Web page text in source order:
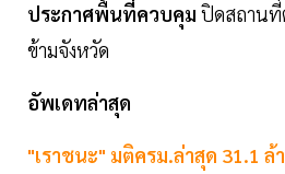
ประกาศพื้นที่ควบคุม ปิดสถานที่
ข้ามจังหวัด
อัพเดทล่าสุด
"เราชนะ" มติครม.ล่าสุด 31.1 ล้